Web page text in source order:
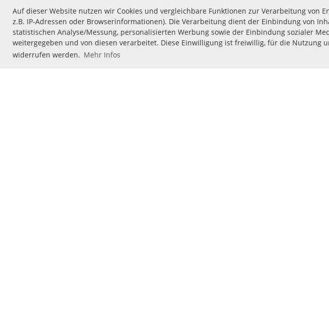
Auf dieser Website nutzen wir Cookies und vergleichbare Funktionen zur Verarbeitung von
z.B. IP-Adressen oder Browserinformationen). Die Verarbeitung dient der Einbindung von
statistischen Analyse/Messung, personalisierten Werbung sowie der Einbindung sozialer
weitergegeben und von diesen verarbeitet. Diese Einwilligung ist freiwillig, für die Nutzung
widerrufen werden. Mehr Infos